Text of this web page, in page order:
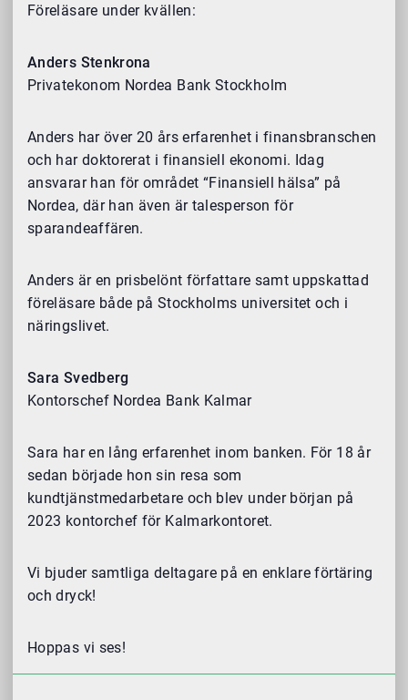
Föreläsare under kvällen:
Anders Stenkrona
Privatekonom Nordea Bank Stockholm
Anders har över 20 års erfarenhet i finansbranschen
och har doktorerat i finansiell ekonomi. Idag
ansvarar han för området “Finansiell hälsa” på
Nordea, där han även är talesperson för
sparandeaffären.
Anders är en prisbelönt författare samt uppskattad
föreläsare både på Stockholms universitet och i
näringslivet.
Sara Svedberg
Kontorschef Nordea Bank Kalmar
Sara har en lång erfarenhet inom banken. För 18 år
sedan började hon sin resa som
kundtjänstmedarbetare och blev under början på
2023 kontorchef för Kalmarkontoret.
Vi bjuder samtliga deltagare på en enklareförtäring
och dryck!
Hoppas vi ses!